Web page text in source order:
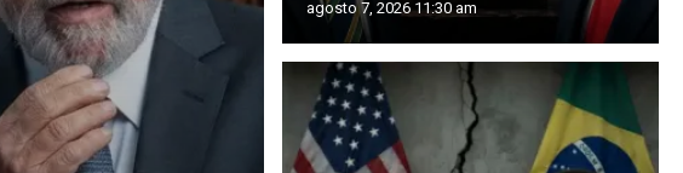
americanos a empresários
agosto 7, 2026 11:30 am